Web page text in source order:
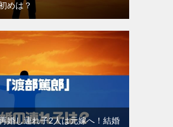
めは？
婚し連れ子2人は元嫁へ！結婚